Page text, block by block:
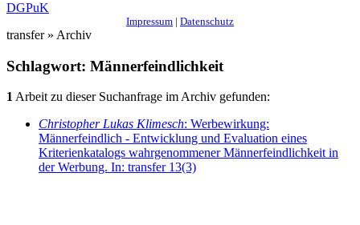
DGPuK
Impressum | Datenschutz
transfer » Archiv
Schlagwort: Männerfeindlichkeit
1Arbeit zu dieser Suchanfrage im Archiv gefunden:
Christopher Lukas Klimesch: Werbewirkung:
Männerfeindlich - Entwicklung und Evaluation eines
Kriterienkatalogs wahrgenommener Männerfeindlichkeit in
der Werbung. In: transfer 13(3)